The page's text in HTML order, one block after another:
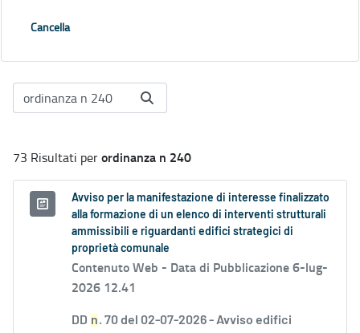
Cancella
73 Risultati perordinanza n 240
Avviso per la manifestazione di interesse finalizzato
alla formazione di un elenco di interventi strutturali
ammissibili e riguardanti edifici strategici di
proprietà comunale
Contenuto Web - Data di Pubblicazione 6-lug-
2026 12.41
DD n. 70 del 02-07-2026 - Avviso edifici